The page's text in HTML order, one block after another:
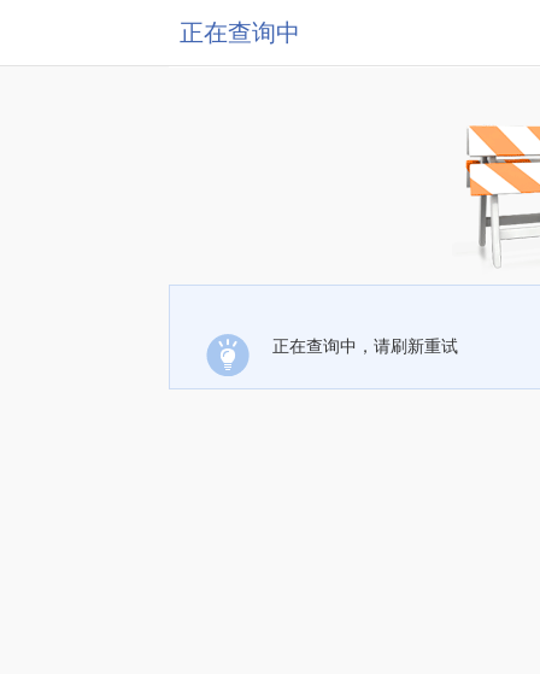
正在查询中
正在查询中，请刷新重试